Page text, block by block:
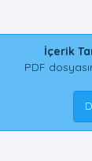
İçerik
PDF